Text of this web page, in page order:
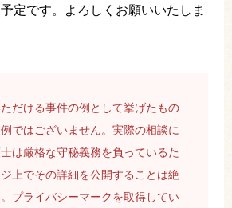
定です。よろしくお願いいたしま
だける事件の例として挙げたもの
ではございません。実際の相談に
は厳格な守秘義務を負っているた
上でその詳細を公開することは絶
プライバシーマークを取得してい